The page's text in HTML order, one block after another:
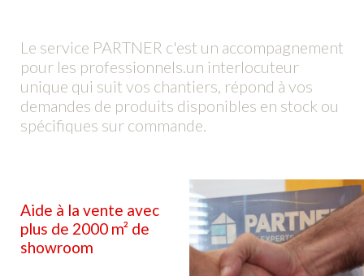
Le service PARTNER c'est un accompagnement
pour les professionnels.un interlocuteur
unique qui suit vos chantiers, répond à vos
demandes de produits disponibles en stock ou
spécifiques sur commande.
Aide à la vente avec
plus de 2000 m² de
showroom